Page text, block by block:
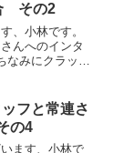
その2
、小林です。
んへのインタ
みにクラッセ
んですけど。
フと常連さ
の4
ます、小林で